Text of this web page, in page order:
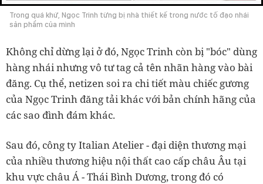
Trong quá khứ, Ngọc Trinh từng bị nhà thiết kế trong nước tố đạo nhái
sản phẩm của mình
Không chỉ dừng lại ở đó, Ngọc Trinh còn bị "bóc" dùng
hàng nhái nhưng vô tư tag cả tên nhãn hàng vào bài
đăng. Cụ thể, netizen soi ra chi tiết màu chiếc gương
của Ngọc Trinh đăng tải khác với bản chính hãng của
các sao đình đám khác.
Sau đó, công ty Italian Atelier - đại diện thương mại
của nhiều thương hiệu nội thất cao cấp châu Âu tại
khu vực châu Á - Thái Bình Dương, trong đó có